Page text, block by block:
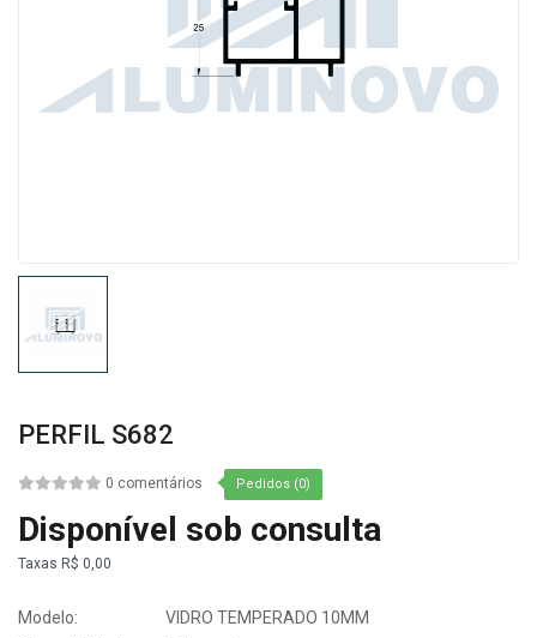
PERFIL S682
0 comentários Pedidos (0)
Disponível sob consulta
Taxas R$ 0,00
Modelo:
VIDRO TEMPERADO 10MM